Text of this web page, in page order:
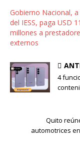
Gobierno Nacional,
del IESS, paga USD
millones a
externos
4
Quito
automotrices